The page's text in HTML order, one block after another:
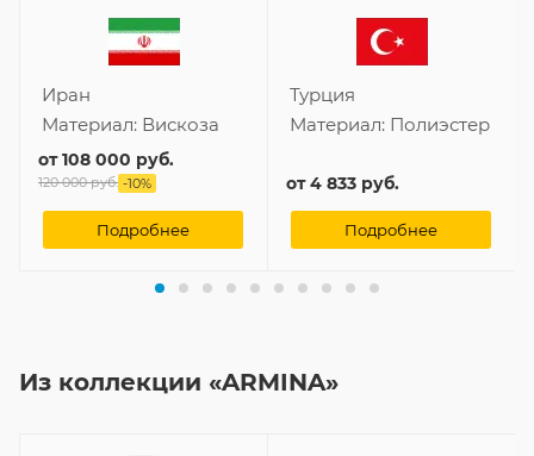
Иран
Материал: Вискоза
от108 000 руб.
120 000 руб. -10%
Подробнее
Турция
Материал: Полиэстер
от4 833 руб.
Подробнее
Из коллекции «ARMINA»